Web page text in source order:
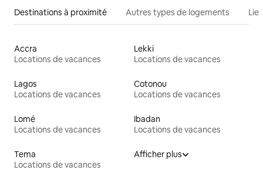
Destinations à proximité Autres types de logements
Accra
Locations de vacances
Lekki
Locations de vacances
Lagos
Locations de vacances
Cotonou
Locations de vacances
Lomé
Locations de vacances
Ibadan
Locations de vacances
Tema
Locations de vacances
Afficher plus